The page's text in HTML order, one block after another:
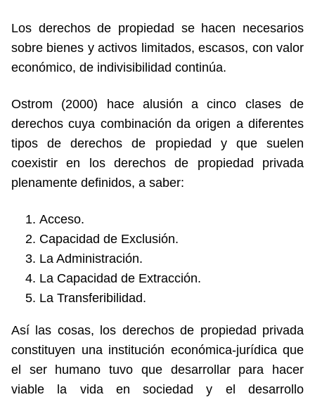
Los derechos de propiedad se hacen necesarios
sobre bienes y activos limitados, escasos, con valor
económico, de indivisibilidad continúa.
Ostrom (2000) hace alusión a cinco clases de
derechos cuya combinación da origen a diferentes
tipos de derechos de propiedad y que suelen
coexistir en los derechos de propiedad privada
plenamente definidos, a saber:
Acceso.
Capacidad de Exclusión.
La Administración.
La Capacidad de Extracción.
La Transferibilidad.
Así las cosas, los derechos de propiedad privada
constituyen una institución económica-jurídica que
el ser humano tuvo que desarrollar para hacer
viable la vida en sociedad y el desarrollo